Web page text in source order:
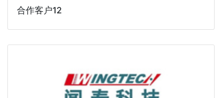
合作客户12